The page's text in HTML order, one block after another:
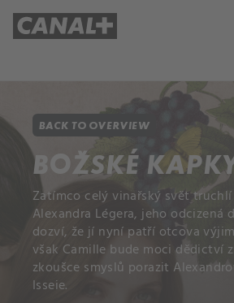
BACK TO OVERVIEW
BOŽSKÉ
Zatímco celý vinařský svět
Alexandra Légera, jeho odcizená
dozví, že jí nyní patří otcova
však Camille bude moci dědictví
zkoušce smyslů porazit
Isseie.